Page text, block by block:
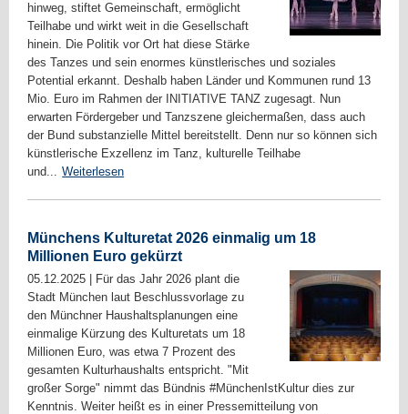
hinweg, stiftet Gemeinschaft, ermöglicht
Teilhabe und wirkt weit in die Gesellschaft
hinein. Die Politik vor Ort hat diese Stärke
des Tanzes und sein enormes künstlerisches und soziales
Potential erkannt. Deshalb haben Länder und Kommunen rund 13
Mio. Euro im Rahmen der INITIATIVE TANZ zugesagt. Nun
erwarten Fördergeber und Tanzszene gleichermaßen, dass auch
der Bund substanzielle Mittel bereitstellt. Denn nur so können sich
künstlerische Exzellenz im Tanz, kulturelle Teilhabe
und... Weiterlesen
Münchens Kulturetat 2026 einmalig um 18
Millionen Euro gekürzt
05.12.2025
Für das Jahr 2026 plant die
Stadt München laut Beschlussvorlage zu
den Münchner Haushaltsplanungen eine
einmalige Kürzung des Kulturetats um 18
Millionen Euro, was etwa 7 Prozent des
gesamten Kulturhaushalts entspricht. "Mit
großer Sorge" nimmt das Bündnis #MünchenIstKultur dies zur
Kenntnis. Weiter heißt es in einer Pressemitteilung von